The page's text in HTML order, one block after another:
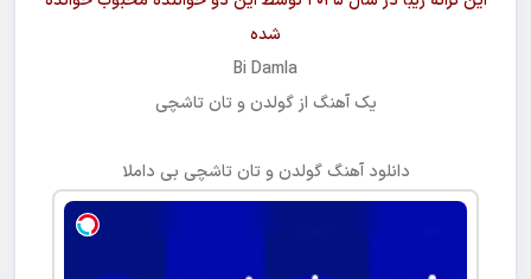
شده
Bi Damla
یک آهنگ ازگولدن و تان تاشچی
دانلود آهنگ گولدن و تان تاشچی بی داملا